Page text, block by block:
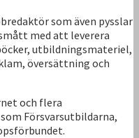
som även pysslar
med att leverera
utbildningsmateriel,
översättning och
och flera
Försvarsutbildarna,